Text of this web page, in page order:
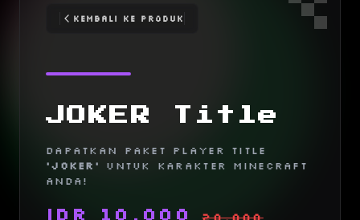
Kembali ke Produk
JOKER Title
Dapatkan Paket player title
'Joker'
untuk karakter Minecraft
Anda!
IDR 10,000